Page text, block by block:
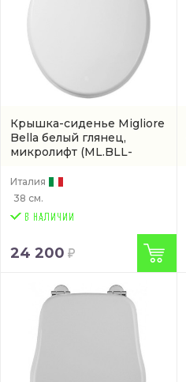
Крышка-сиденье Migliore
Bella белый глянец,
микролифт (ML.BLL-
Италия
38 см.
24 200